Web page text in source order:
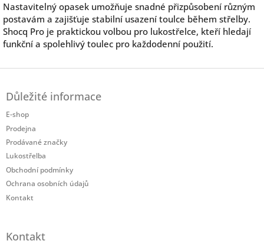
Nastavitelný opasek umožňuje snadné přizpůsobení různým
postavám a zajišťuje stabilní usazení toulce během střelby.
Shocq Pro je praktickou volbou pro lukostřelce, kteří hledají
funkční a spolehlivý toulec pro každodenní použití.
Důležité informace
E-shop
Prodejna
Prodávané značky
Lukostřelba
Obchodní podmínky
Ochrana osobních údajů
Kontakt
Kontakt